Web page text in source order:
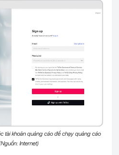
tài khoản quảng cáo để chạy quảng cáo
Internet)